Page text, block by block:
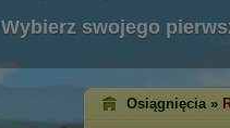
Wybierz swojego
Osiągnięcia »